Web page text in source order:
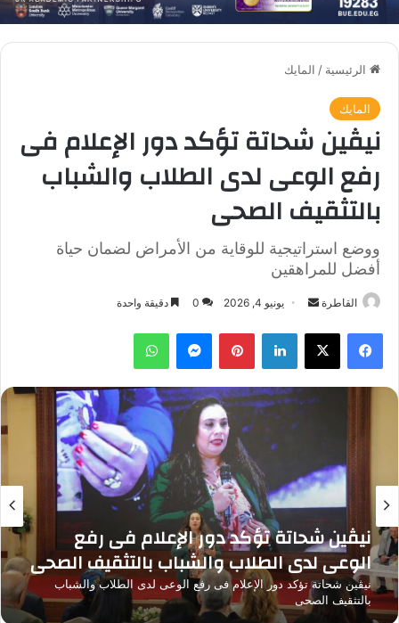
الرئيسية / المايك
المايك
نيڤين شحاتة تؤكد دور الإعلام فى
رفع الوعى لدى الطلاب والشباب
بالتثقيف الصحى
ووضع استراتيجية للوقاية من الأمراض لضمان حياة
أفضل للمراهقين
القاطرة
أرسل
إلكترونيا
يونيو 4, 2026 0 دقيقة واحدة
فيسبوك ‫X لينكدإن بينتيريستماسنجر واتساب
نيڤين شحاتة تؤكد دور الإعلام فى رفع
الوعى لدى الطلاب والشباب بالتثقيف الصحى
نيڤين شحاتة تؤكد دور الإعلام فى رفع الوعى لدى الطلاب والشباب
بالتثقيف الصحى